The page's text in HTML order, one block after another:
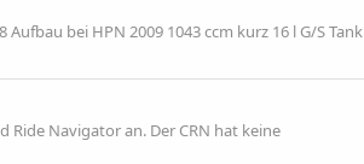
bei HPN 2009 1043 ccm kurz 16 l G/S Tank
Navigator an. Der CRN hat keine